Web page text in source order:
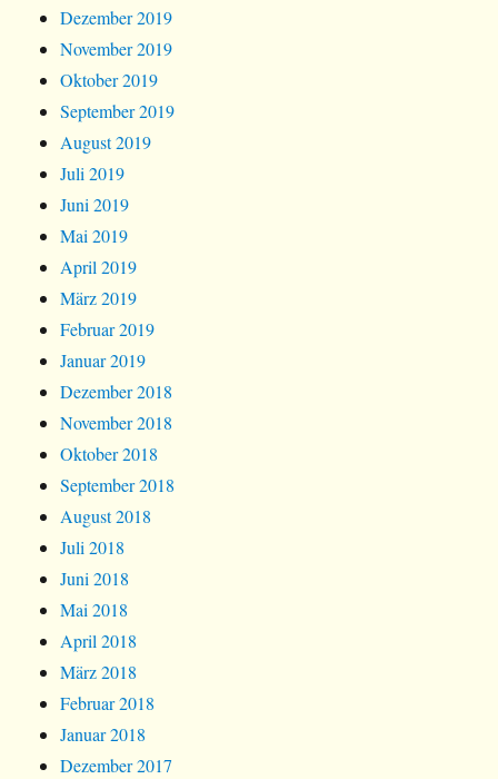
Dezember 2019
November 2019
Oktober 2019
September 2019
August 2019
Juli 2019
Juni 2019
Mai 2019
April 2019
März 2019
Februar 2019
Januar 2019
Dezember 2018
November 2018
Oktober 2018
September 2018
August 2018
Juli 2018
Juni 2018
Mai 2018
April 2018
März 2018
Februar 2018
Januar 2018
Dezember 2017